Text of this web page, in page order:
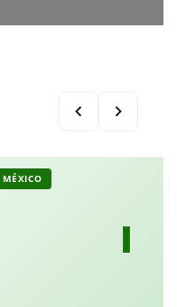
I
MÉXICO